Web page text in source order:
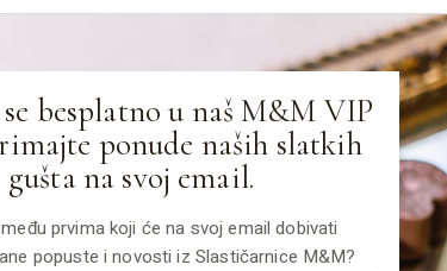
besplatno u naš M&M VIP
ponude naših slatkih
gušta na svoj email.
prvima koji će na svoj email dobivati
popuste i novosti iz Slastičarnice M&M?